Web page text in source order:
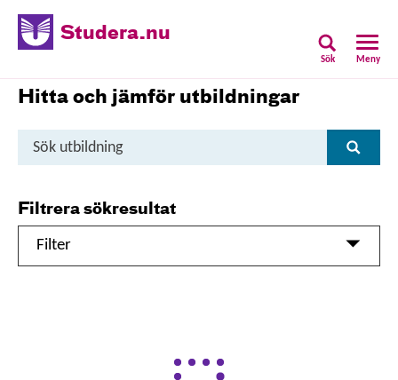
Studera.nu
Sök Meny
Hitta och jämför utbildningar
Sök
Sök
Filtrera sökresultat
Filter